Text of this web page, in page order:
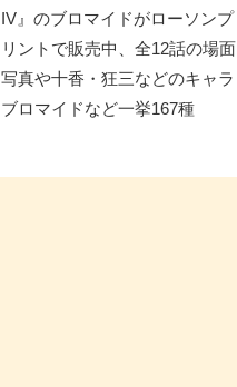
IV』のブロマイドがローソンプ
リントで販売中、全12話の場面
写真や十香・狂三などのキャラ
ブロマイドなど一挙167種